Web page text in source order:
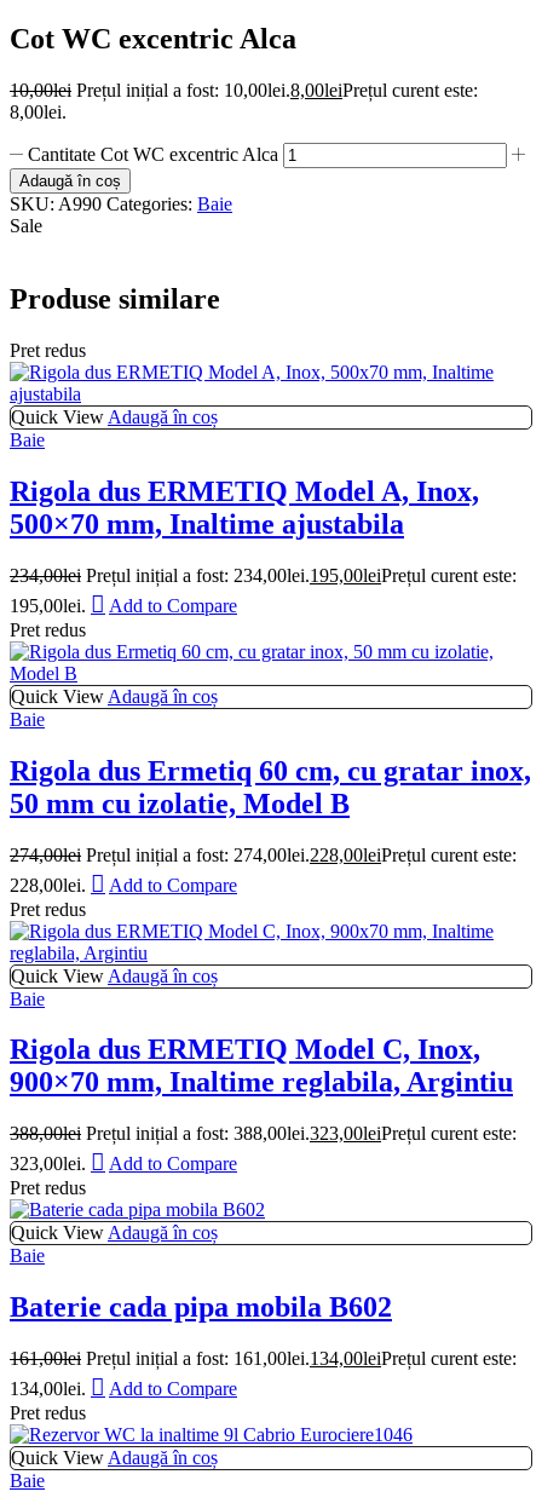
Cot WC excentric Alca
10,00lei Prețul inițial a fost: 10,00lei.8,00leiPrețul curent este:
8,00lei.
Cantitate Cot WC excentric Alca
Adaugă în coș
SKU: A990 Categories: Baie
Sale
Produse similare
Pret redus
Quick View Adaugă în coș
Baie
Rigola dus ERMETIQ Model A, Inox,
500×70 mm, Inaltime ajustabila
234,00lei Prețul inițial a fost: 234,00lei.195,00leiPrețul curent este:
195,00lei.
Add to Compare
Pret redus
Quick View Adaugă în coș
Baie
Rigola dus Ermetiq 60 cm, cu gratar inox,
50 mm cu izolatie, Model B
274,00lei Prețul inițial a fost: 274,00lei.228,00leiPrețul curent este:
228,00lei.
Add to Compare
Pret redus
Quick View Adaugă în coș
Baie
Rigola dus ERMETIQ Model C, Inox,
900×70 mm, Inaltime reglabila, Argintiu
388,00lei Prețul inițial a fost: 388,00lei.323,00leiPrețul curent este:
323,00lei.
Add to Compare
Pret redus
Quick View Adaugă în coș
Baie
Baterie cada pipa mobila B602
161,00lei Prețul inițial a fost: 161,00lei.134,00leiPrețul curent este:
134,00lei.
Add to Compare
Pret redus
Quick View Adaugă în coș
Baie